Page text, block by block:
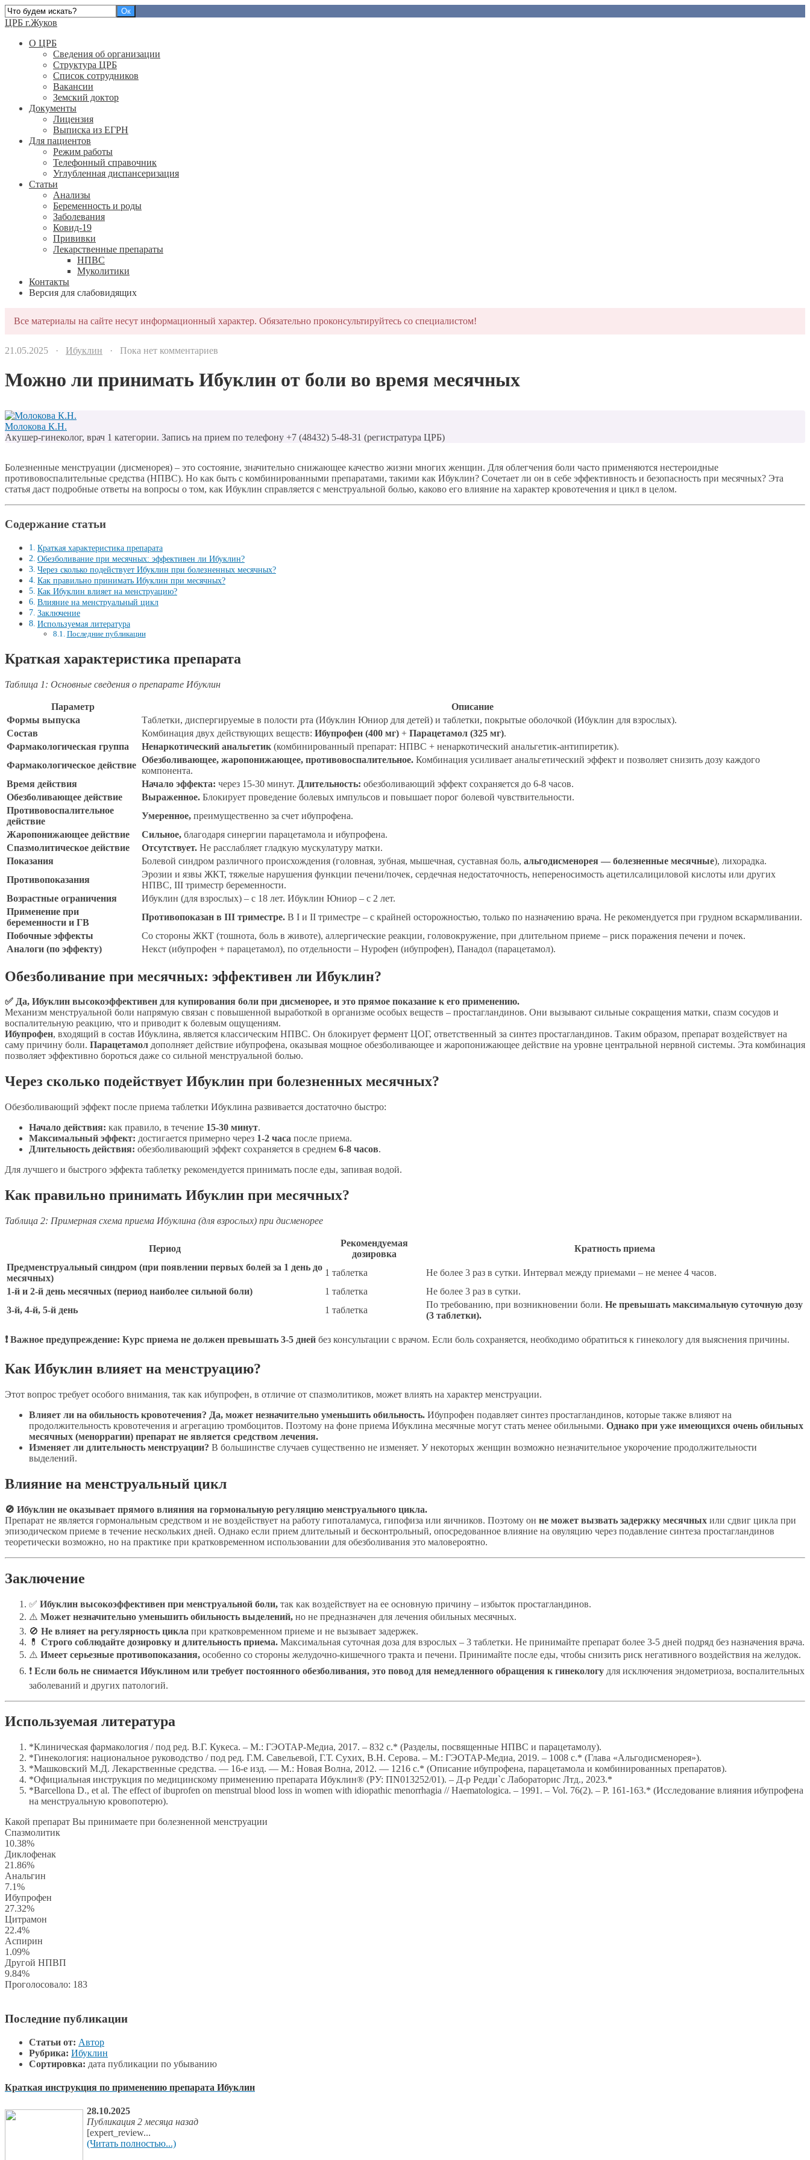
ЦРБ г.Жуков
О ЦРБ
Сведения об организации
Структура ЦРБ
Список сотрудников
Вакансии
Земский доктор
Документы
Лицензия
Выписка из ЕГРН
Для пациентов
Режим работы
Телефонный справочник
Углубленная диспансеризация
Статьи
Анализы
Беременность и роды
Заболевания
Ковид-19
Прививки
Лекарственные препараты
НПВС
Муколитики
Контакты
Версия для слабовидящих
Все материалы на сайте несут информационный характер. Обязательно проконсультируйтесь со специалистом!
21.05.2025 · Ибуклин · Пока нет комментариев
Можно ли принимать Ибуклин от боли во время месячных
Молокова К.Н.
Акушер-гинеколог, врач 1 категории. Запись на прием по телефону +7 (48432) 5-48-31 (регистратура ЦРБ)
Болезненные менструации (дисменорея) – это состояние, значительно снижающее качество жизни многих женщин. Для облегчения боли часто применяются нестероидные
противовоспалительные средства (НПВС). Но как быть с комбинированными препаратами, такими как Ибуклин? Сочетает ли он в себе эффективность и безопасность при месячных? Эта
статья даст подробные ответы на вопросы о том, как Ибуклин справляется с менструальной болью, каково его влияние на характер кровотечения и цикл в целом.
Содержание статьи
Краткая характеристика препарата
Обезболивание при месячных: эффективен ли Ибуклин?
Через сколько подействует Ибуклин при болезненных месячных?
Как правильно принимать Ибуклин при месячных?
Как Ибуклин влияет на менструацию?
Влияние на менструальный цикл
Заключение
Используемая литература
Последние публикации
Краткая характеристика препарата
Таблица 1: Основные сведения о препарате Ибуклин
Параметр
Описание
Формы выпуска
Таблетки, диспергируемые в полости рта (Ибуклин Юниор для детей) и таблетки, покрытые оболочкой (Ибуклин для взрослых).
Состав
Комбинация двух действующих веществ: Ибупрофен (400 мг) + Парацетамол (325 мг).
Фармакологическая группа
Ненаркотический анальгетик (комбинированный препарат: НПВС + ненаркотический анальгетик-антипиретик).
Фармакологическое действие
Обезболивающее, жаропонижающее, противовоспалительное. Комбинация усиливает анальгетический эффект и позволяет снизить дозу каждого
компонента.
Время действия
Начало эффекта: через 15-30 минут. Длительность: обезболивающий эффект сохраняется до 6-8 часов.
Обезболивающее действие
Выраженное. Блокирует проведение болевых импульсов и повышает порог болевой чувствительности.
Противовоспалительное
действие
Умеренное, преимущественно за счет ибупрофена.
Жаропонижающее действие
Сильное, благодаря синергии парацетамола и ибупрофена.
Спазмолитическое действие
Отсутствует. Не расслабляет гладкую мускулатуру матки.
Показания
Болевой синдром различного происхождения (головная, зубная, мышечная, суставная боль, альгодисменорея — болезненные месячные), лихорадка.
Противопоказания
Эрозии и язвы ЖКТ, тяжелые нарушения функции печени/почек, сердечная недостаточность, непереносимость ацетилсалициловой кислоты или других
НПВС, III триместр беременности.
Возрастные ограничения
Ибуклин (для взрослых) – с 18 лет. Ибуклин Юниор – с 2 лет.
Применение при
беременности и ГВ
Противопоказан в III триместре. В I и II триместре – с крайней осторожностью, только по назначению врача. Не рекомендуется при грудном вскармливании.
Побочные эффекты
Со стороны ЖКТ (тошнота, боль в животе), аллергические реакции, головокружение, при длительном приеме – риск поражения печени и почек.
Аналоги (по эффекту)
Некст (ибупрофен + парацетамол), по отдельности – Нурофен (ибупрофен), Панадол (парацетамол).
Обезболивание при месячных: эффективен ли Ибуклин?
✅ Да, Ибуклин высокоэффективен для купирования боли при дисменорее, и это прямое показание к его применению.
Механизм менструальной боли напрямую связан с повышенной выработкой в организме особых веществ – простагландинов. Они вызывают сильные сокращения матки, спазм сосудов и
воспалительную реакцию, что и приводит к болевым ощущениям.
Ибупрофен, входящий в состав Ибуклина, является классическим НПВС. Он блокирует фермент ЦОГ, ответственный за синтез простагландинов. Таким образом, препарат воздействует на
саму причину боли. Парацетамол дополняет действие ибупрофена, оказывая мощное обезболивающее и жаропонижающее действие на уровне центральной нервной системы. Эта комбинация
позволяет эффективно бороться даже со сильной менструальной болью.
Через сколько подействует Ибуклин при болезненных месячных?
Обезболивающий эффект после приема таблетки Ибуклина развивается достаточно быстро:
Начало действия: как правило, в течение 15-30 минут.
Максимальный эффект: достигается примерно через 1-2 часа после приема.
Длительность действия: обезболивающий эффект сохраняется в среднем 6-8 часов.
Для лучшего и быстрого эффекта таблетку рекомендуется принимать после еды, запивая водой.
Как правильно принимать Ибуклин при месячных?
Таблица 2: Примерная схема приема Ибуклина (для взрослых) при дисменорее
Период
Рекомендуемая
дозировка
Кратность приема
Предменструальный синдром (при появлении первых болей за 1 день до
месячных)
1 таблетка
Не более 3 раз в сутки. Интервал между приемами – не менее 4 часов.
1-й и 2-й день месячных (период наиболее сильной боли)
1 таблетка
Не более 3 раз в сутки.
3-й, 4-й, 5-й день
1 таблетка
По требованию, при возникновении боли. Не превышать максимальную суточную дозу
(3 таблетки).
❗ Важное предупреждение: Курс приема не должен превышать 3-5 дней без консультации с врачом. Если боль сохраняется, необходимо обратиться к гинекологу для выяснения причины.
Как Ибуклин влияет на менструацию?
Этот вопрос требует особого внимания, так как ибупрофен, в отличие от спазмолитиков, может влиять на характер менструации.
Влияет ли на обильность кровотечения? Да, может незначительно уменьшить обильность. Ибупрофен подавляет синтез простагландинов, которые также влияют на
продолжительность кровотечения и агрегацию тромбоцитов. Поэтому на фоне приема Ибуклина месячные могут стать менее обильными. Однако при уже имеющихся очень обильных
месячных (меноррагии) препарат не является средством лечения.
Изменяет ли длительность менструации? В большинстве случаев существенно не изменяет. У некоторых женщин возможно незначительное укорочение продолжительности
выделений.
Влияние на менструальный цикл
🚫 Ибуклин не оказывает прямого влияния на гормональную регуляцию менструального цикла.
Препарат не является гормональным средством и не воздействует на работу гипоталамуса, гипофиза или яичников. Поэтому он не может вызвать задержку месячных или сдвиг цикла при
эпизодическом приеме в течение нескольких дней. Однако если прием длительный и бесконтрольный, опосредованное влияние на овуляцию через подавление синтеза простагландинов
теоретически возможно, но на практике при кратковременном использовании для обезболивания это маловероятно.
Заключение
✅ Ибуклин высокоэффективен при менструальной боли, так как воздействует на ее основную причину – избыток простагландинов.
⚠️ Может незначительно уменьшить обильность выделений, но не предназначен для лечения обильных месячных.
🚫 Не влияет на регулярность цикла при кратковременном приеме и не вызывает задержек.
💊 Строго соблюдайте дозировку и длительность приема. Максимальная суточная доза для взрослых – 3 таблетки. Не принимайте препарат более 3-5 дней подряд без назначения врача.
⚠️ Имеет серьезные противопоказания, особенно со стороны желудочно-кишечного тракта и печени. Принимайте после еды, чтобы снизить риск негативного воздействия на желудок.
❗ Если боль не снимается Ибуклином или требует постоянного обезболивания, это повод для немедленного обращения к гинекологу для исключения эндометриоза, воспалительных
заболеваний и других патологий.
Используемая литература
*Клиническая фармакология / под ред. В.Г. Кукеса. – М.: ГЭОТАР-Медиа, 2017. – 832 с.* (Разделы, посвященные НПВС и парацетамолу).
*Гинекология: национальное руководство / под ред. Г.М. Савельевой, Г.Т. Сухих, В.Н. Серова. – М.: ГЭОТАР-Медиа, 2019. – 1008 с.* (Глава «Альгодисменорея»).
*Машковский М.Д. Лекарственные средства. — 16-е изд. — М.: Новая Волна, 2012. — 1216 с.* (Описание ибупрофена, парацетамола и комбинированных препаратов).
*Официальная инструкция по медицинскому применению препарата Ибуклин® (РУ: ПN013252/01). – Д-р Редди`с Лабораторис Лтд., 2023.*
*Barcellona D., et al. The effect of ibuprofen on menstrual blood loss in women with idiopathic menorrhagia // Haematologica. – 1991. – Vol. 76(2). – P. 161-163.* (Исследование влияния ибупрофена
на менструальную кровопотерю).
Какой препарат Вы принимаете при болезненной менструации
Спазмолитик
10.38%
Диклофенак
21.86%
Анальгин
7.1%
Ибупрофен
27.32%
Цитрамон
22.4%
Аспирин
1.09%
Другой НПВП
9.84%
Проголосовало: 183
Последние публикации
Статьи от: Автор
Рубрика: Ибуклин
Сортировка: дата публикации по убыванию
Краткая инструкция по применению препарата Ибуклин
28.10.2025
Публикация 2 месяца назад
[expert_review...
(Читать полностью...)